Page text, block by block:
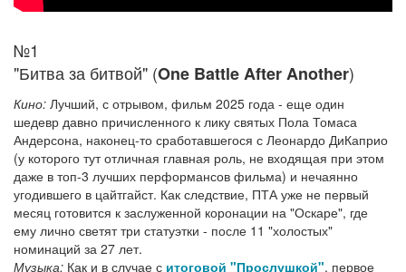
№1
"Битва за битвой" (One Battle After Another)
Кино: Лучший, с отрывом, фильм 2025 года - еще один
шедевр давно причисленного к лику святых Пола Томаса
Андерсона, наконец-то сработавшегося с Леонардо ДиКаприо
(у которого тут отличная главная роль, не входящая при этом
даже в топ-3 лучших перформансов фильма) и нечаянно
угодившего в цайтгайст. Как следствие, ПТА уже не первый
месяц готовится к заслуженной коронации на "Оскаре", где
ему лично светят три статуэтки - после 11 "холостых"
номинаций за 27 лет.
Музыка: Как и в случае с итоговой "Прослушкой", первое